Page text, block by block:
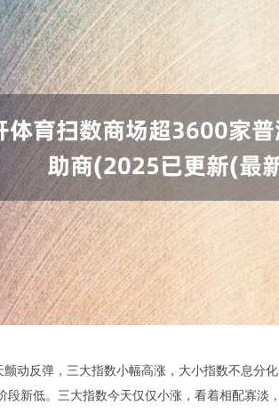
颤动反弹，三大指数小幅高涨，大小指数不息分
段新低。三大指数今天仅仅小涨，看着相配寡淡